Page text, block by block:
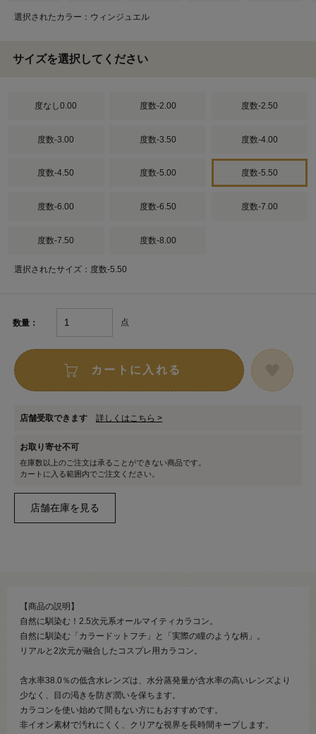
選択されたカラー：ウィンジュエル
サイズを選択してください
度なし0.00 度数-2.00 度数-2.50
度数-3.00 度数-3.50 度数-4.00
度数-4.50 度数-5.00 度数-5.50
度数-6.00 度数-6.50 度数-7.00
度数-7.50 度数-8.00
選択されたサイズ：度数-5.50
数量： 点
カートに入れる
店舗受取できます 詳しくはこちら >
お取り寄せ不可
在庫数以上のご注文は承ることができない商品です。
カートに入る範囲内でご注文ください。
【商品の説明】
自然に馴染む！2.5次元系オールマイティカラコン。
自然に馴染む「カラードットフチ」と「実際の瞳のような柄」。
リアルと2次元が融合したコスプレ用カラコン。
含水率38.0％の低含水レンズは、水分蒸発量が含水率の高いレンズより
少なく、目の渇きを防ぎ潤いを保ちます。
カラコンを使い始めて間もない方にもおすすめです。
非イオン素材で汚れにくく、クリアな視界を長時間キープします。